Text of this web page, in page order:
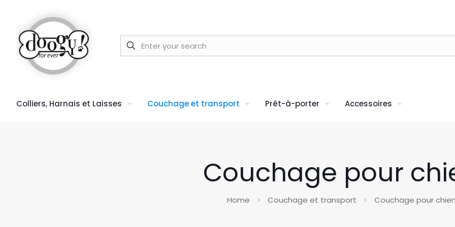
Colliers, Harnais et Laisses Couchage et transport Prêt-à-porter Accessoires
Couchage pour
Home Couchage et transport Couchage pour